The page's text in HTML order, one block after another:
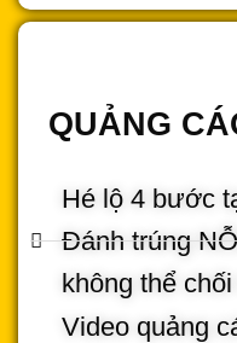
QUẢNG
Hé lộ 4 bước
Đánh trúng
không thể
Video quảng